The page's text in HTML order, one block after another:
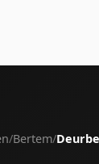
/Bertem/